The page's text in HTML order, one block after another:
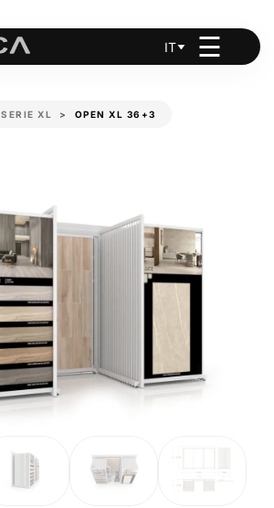
IT ☰
SERIE XL OPEN XL 36+3